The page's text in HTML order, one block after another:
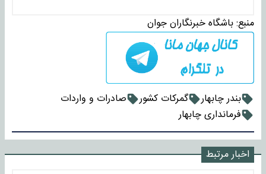
منبع:باشگاه خبرنگاران جوان
بندر چابهار گمرکات کشور
صادرات و واردات
فرمانداری چابهار
اخبار مرتبط